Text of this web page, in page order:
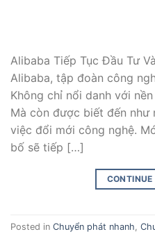
Alibaba Tiếp Tục Đầu Tư
Alibaba, tập đoàn công
Không chỉ nổi danh với
Mà còn được biết đến
việc đổi mới công nghệ.
bố sẽ tiếp […]
CONTINUE
Posted in Chuyển phát nhanh,